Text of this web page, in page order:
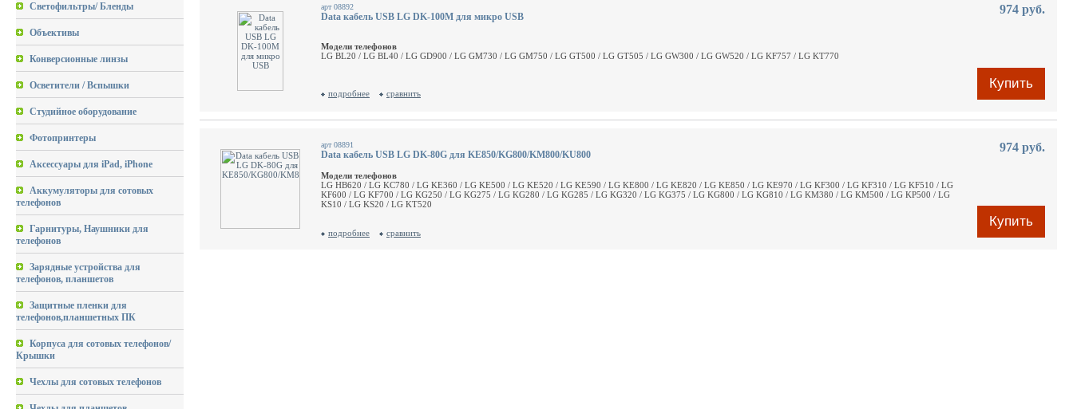
Светофильтры/ Бленды
Объективы
Конверсионные линзы
Осветители / Вспышки
Студийное оборудование
Фотопринтеры
Аксессуары для iPad, iPhone
Аккумуляторы для сотовых
телефонов
Гарнитуры, Наушники для
телефонов
Зарядные устройства для
телефонов, планшетов
Защитные пленки для
телефонов,планшетных ПК
Корпуса для сотовых телефонов/
Крышки
Чехлы для сотовых телефонов
арт 08892
Data кабель USB LG DK-100M для микро USB
Модели телефонов
LG BL20 / LG BL40 / LG GD900 / LG GM730 / LG GM750 / LG GT500 / LG GT505 / LG GW300 / LG GW520 / LG KF757 / LG KT770
подробнее сравнить
974 руб.
Купить
арт 08891
Data кабель USB LG DK-80G для KE850/KG800/KM800/KU800
Модели телефонов
LG HB620 / LG KC780 / LG KE360 / LG KE500 / LG KE520 / LG KE590 / LG KE800 / LG KE820 / LG KE850 / LG KE970 / LG KF300 / LG KF310 / LG KF510 / LG
KF600 / LG KF700 / LG KG250 / LG KG275 / LG KG280 / LG KG285 / LG KG320 / LG KG375 / LG KG800 / LG KG810 / LG KM380 / LG KM500 / LG KP500 / LG
KS10 / LG KS20 / LG KT520
подробнее сравнить
974 руб.
Купить